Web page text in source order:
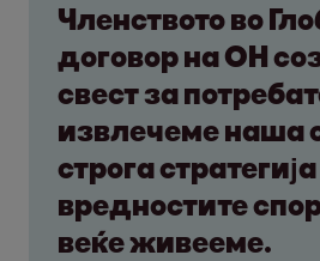
Членството во
договор на ОН
свест за
извлечеме наша
строга
вредностите
веќе живееме.